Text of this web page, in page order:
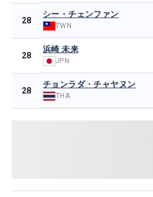
28
シー・チェンファン
TWN
28
浜崎 未来
JPN
28
チョンラダ・チャヤヌン
THA